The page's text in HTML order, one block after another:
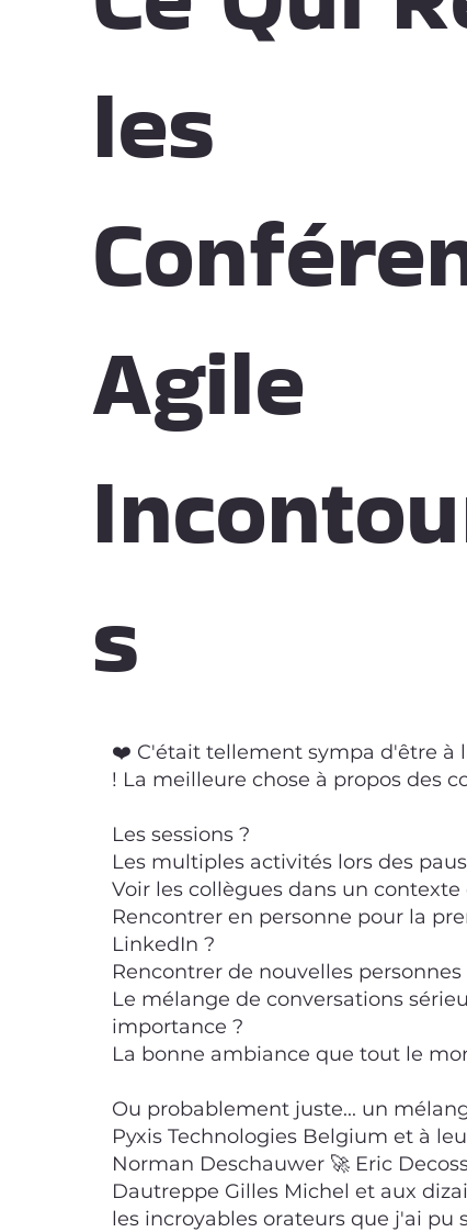
les
Agile
s
❤️ C'était tellement sympa d'être à
! La meilleure chose à propos des
Les sessions ?
Les multiples activités lors des
Voir les collègues dans un
Rencontrer en personne pour la
LinkedIn ?
Rencontrer de nouvelles personnes
Le mélange de conversations
importance ?
La bonne ambiance que tout le
Ou probablement juste... un
Pyxis Technologies Belgium et à
Norman Deschauwer 🚀 Eric
Dautreppe Gilles Michel et aux
les incroyables orateurs que j'ai pu